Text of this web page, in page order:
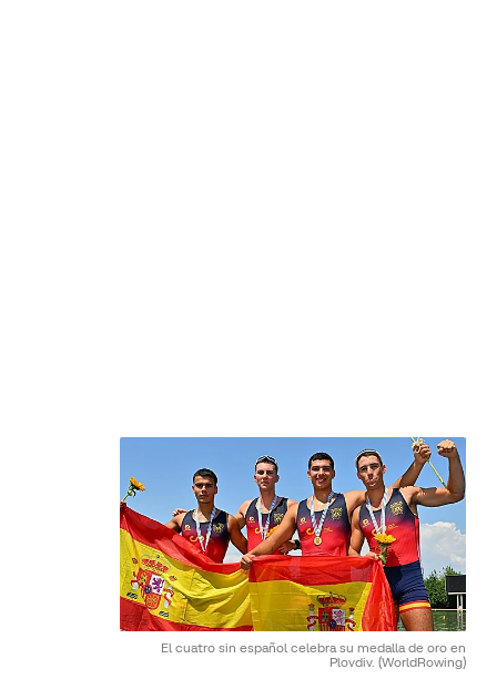
El cuatro sin español celebra su medalla de oro en
Plovdiv. (WorldRowing)